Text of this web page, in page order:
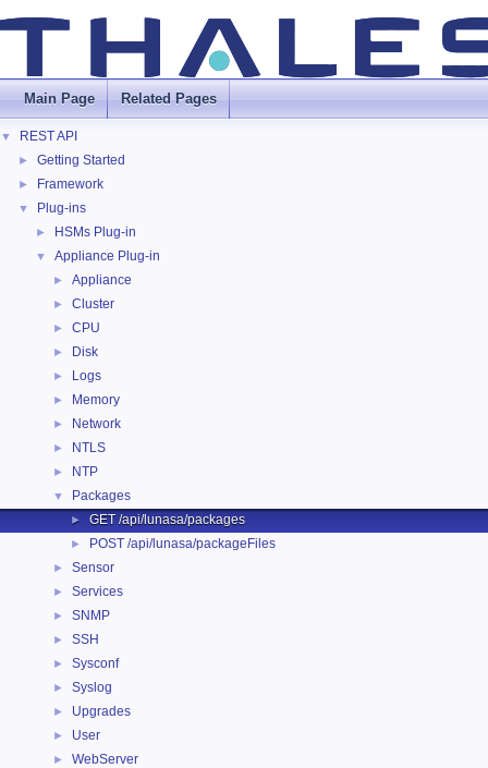
Main Page Related Pages
▼ REST API
► Getting Started
► Framework
▼ Plug-ins
► HSMs Plug-in
▼ Appliance Plug-in
► Appliance
► Cluster
► CPU
► Disk
► Logs
► Memory
► Network
► NTLS
► NTP
▼ Packages
► GET /api/lunasa/packages
► POST /api/lunasa/packageFiles
► Sensor
► Services
► SNMP
► SSH
► Sysconf
► Syslog
► Upgrades
► User
► WebServer